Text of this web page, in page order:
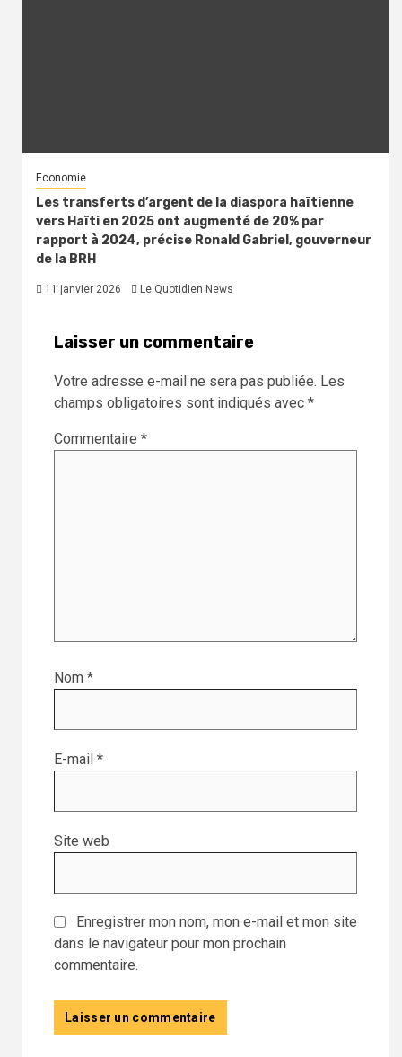
Economie
Les transferts d’argent de la diaspora haïtienne
vers Haïti en 2025 ont augmenté de 20% par
rapport à 2024, précise Ronald Gabriel, gouverneur
de la BRH
11 janvier 2026 Le Quotidien News
Laisser un commentaire
Votre adresse e-mail ne sera pas publiée. Les
champs obligatoires sont indiqués avec *
Commentaire *
Nom *
E-mail *
Site web
Enregistrer mon nom, mon e-mail et mon site
dans le navigateur pour mon prochain
commentaire.